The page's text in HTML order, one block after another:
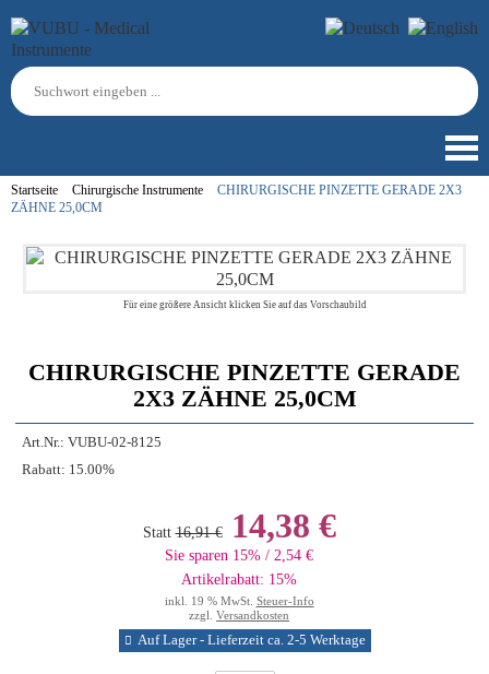
Startseite Chirurgische Instrumente
CHIRURGISCHE PINZETTE GERADE 2X3
ZÄHNE 25,0CM
Für eine größere Ansicht klicken Sie auf das Vorschaubild
CHIRURGISCHE PINZETTE GERADE
2X3 ZÄHNE 25,0CM
Art.Nr.: VUBU-02-8125
Rabatt: 15.00%
Statt 16,91 €14,38 €
Sie sparen 15% / 2,54 €
Artikelrabatt: 15%
inkl. 19 % MwSt. Steuer-Info
zzgl. Versandkosten
Auf Lager - Lieferzeit ca. 2-5 Werktage